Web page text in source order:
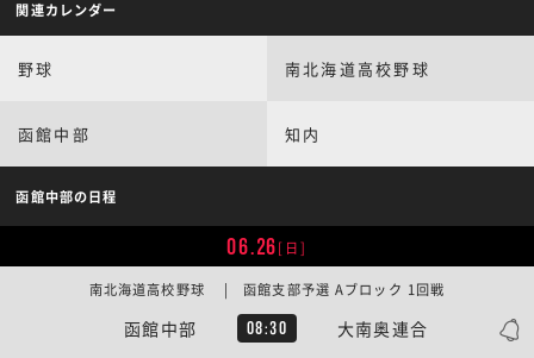
関連カレンダー
野球 南北海道高校野球
函館中部 知内
函館中部の日程
06.26[日]
函館中部 08:30 大南奥連合
南北海道高校野球 | 函館支部予選 Aブロック 1回戦